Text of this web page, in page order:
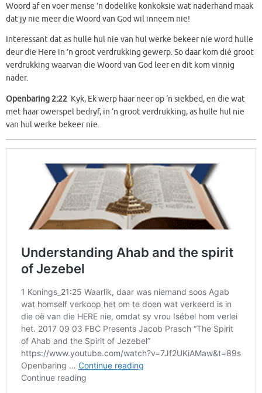
Woord af en voer mense ’n dodelike konkoksie wat naderhand maak
dat jy nie meer die Woord van God wil inneem nie!
Interessant dat as hulle hul nie van hul werke bekeer nie word hulle
deur die Here in ’n groot verdrukking gewerp. So daar kom dié groot
verdrukking waarvan die Woord van God leer en dit kom vinnig
nader.
Openbaring 2:22 Kyk, Ek werp haar neer op ‘n siekbed, en die wat
met haar owerspel bedryf, in ‘n groot verdrukking, as hulle hul nie
van hul werke bekeer nie.